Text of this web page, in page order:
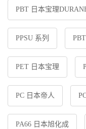
PBT 日本宝理
PPSU 系列
PET 日本宝理
PC 日本帝人
PA66 日本旭化成